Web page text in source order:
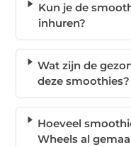
Kun je de
inhuren?
Wat zijn de
deze smoothies?
Hoeveel
Wheels al